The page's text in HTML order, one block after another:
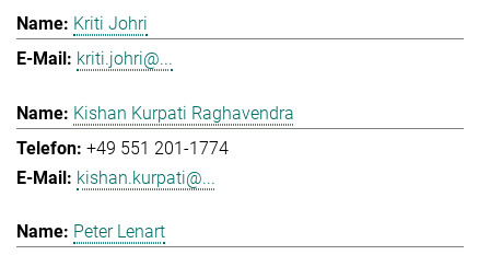
Kriti Johri
kriti.johri@...
Kishan Kurpati Raghavendra
+49 551 201-1774
kishan.kurpati@...
Peter Lenart